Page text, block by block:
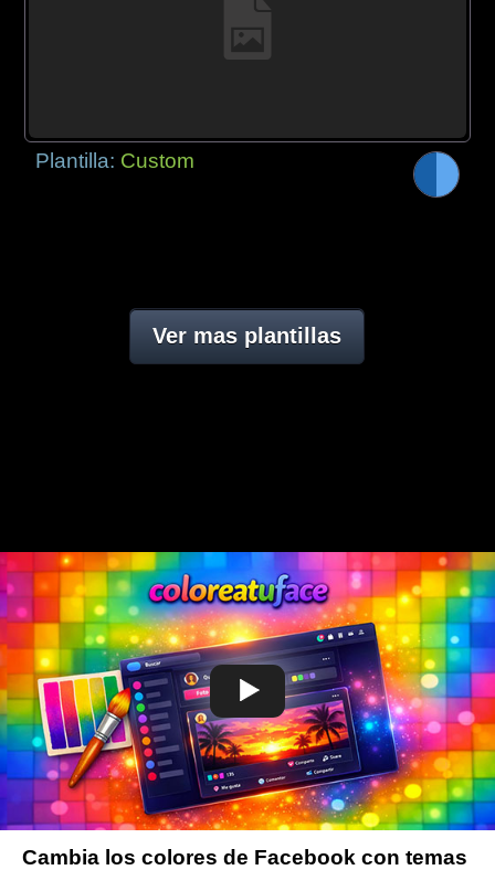
Plantilla: Custom
Ver mas plantillas
Cambia los colores de Facebook con temas